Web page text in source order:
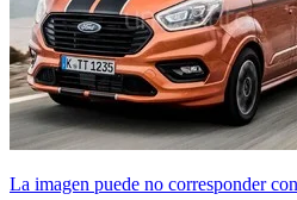
La imagen puede no corresponder